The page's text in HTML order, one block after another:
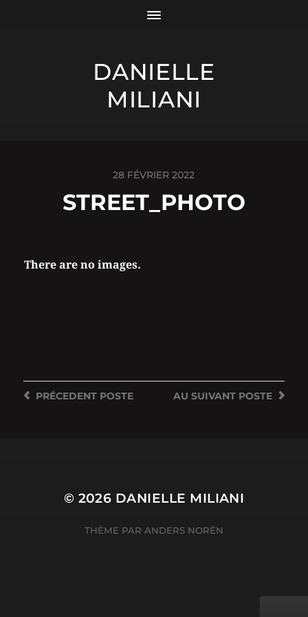
DANIELLE
MILIANI
28 FÉVRIER 2022
STREET_PHOTO
There are no images.
AU SUIVANT POSTE
PRÉCEDENTPOSTE
© 2026 DANIELLE MILIANI
THÈME PAR ANDERS NORÉN